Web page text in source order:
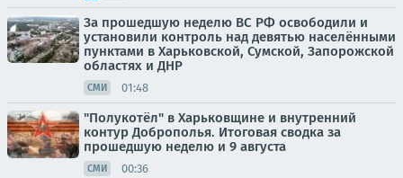
За прошедшую неделю ВС РФ освободили и
установили контроль над девятью населёнными
пунктами в Харьковской, Сумской, Запорожской
областях и ДНР
СМИ 01:48
"Полукотёл" в Харьковщине и внутренний
контур Доброполья. Итоговая сводка за
прошедшую неделю и 9 августа
СМИ 00:36